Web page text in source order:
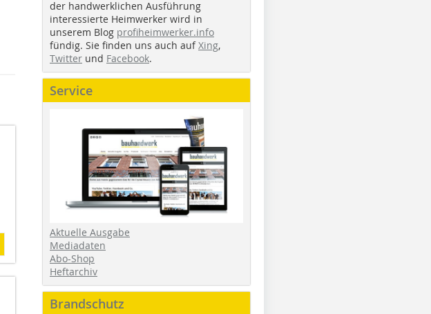
der handwerklichen Ausführung
interessierte Heimwerker wird in
unserem Blog profiheimwerker.info
fündig. Sie finden uns auch aufXing,
Twitter und Facebook.
Service
Aktuelle Ausgabe
Mediadaten
Abo-Shop
Heftarchiv
Brandschutz